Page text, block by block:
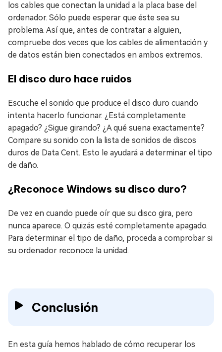
los cables que conectan la unidad a la placa base del
ordenador. Sólo puede esperar que éste sea su
problema. Así que, antes de contratar a alguien,
compruebe dos veces que los cables de alimentación y
de datos están bien conectados en ambos extremos.
El disco duro hace ruidos
Escuche el sonido que produce el disco duro cuando
intenta hacerlo funcionar. ¿Está completamente
apagado? ¿Sigue girando? ¿A qué suena exactamente?
Compare su sonido con la lista de sonidos de discos
duros de Data Cent. Esto le ayudará a determinar el tipo
de daño.
¿Reconoce Windows su disco duro?
De vez en cuando puede oír que su disco gira, pero
nunca aparece. O quizás esté completamente apagado.
Para determinar el tipo de daño, proceda a comprobar si
su ordenador reconoce la unidad.
Conclusión
En esta guía hemos hablado de cómo recuperar los